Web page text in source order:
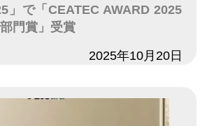
」で「CEATEC AWARD 2025
門賞」受賞
2025年10月20日